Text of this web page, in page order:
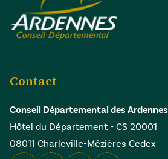
Contact
Conseil Départemental des Ardennes
Hôtel du Département - CS 20001
08011 Charleville-Mézières Cedex